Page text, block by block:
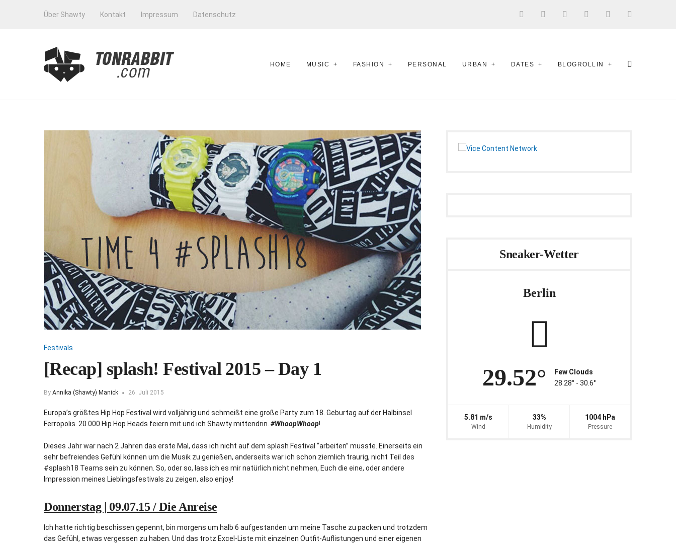
Über Shawty Kontakt Impressum Datenschutz
HOME MUSIC FASHION PERSONAL URBAN DATES BLOGROLLIN
Festivals
[Recap] splash! Festival 2015 – Day 1
By Annika (Shawty) Manick 26. Juli 2015
Europa’s größtes Hip Hop Festival wird volljährig und schmeißt eine große Party zum 18. Geburtag auf der Halbinsel
Ferropolis. 20.000 Hip Hop Heads feiern mit und ich Shawty mittendrin. #WhoopWhoop!
Dieses Jahr war nach 2 Jahren das erste Mal, dass ich nicht auf dem splash Festival “arbeiten” musste. Einerseits ein
sehr befreiendes Gefühl können um die Musik zu genießen, anderseits war ich schon ziemlich traurig, nicht Teil des
#splash18 Teams sein zu können. So, oder so, lass ich es mir natürlich nicht nehmen, Euch die eine, oder andere
Impression meines Lieblingsfestivals zu zeigen, also enjoy!
Donnerstag | 09.07.15 / Die Anreise
Ich hatte richtig beschissen gepennt, bin morgens um halb 6 aufgestanden um meine Tasche zu packen und trotzdem
das Gefühl, etwas vergessen zu haben. Und das trotz Excel-Liste mit einzelnen Outfit-Auflistungen und einer eigenen
Sneaker-Wetter
Berlin
29.52°
Few Clouds
28.28° ‐ 30.6°
5.81 m/s
Wind
33%
Humidity
1004 hPa
Pressure